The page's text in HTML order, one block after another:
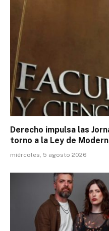
Derecho impulsa las
torno a la Ley de
miércoles, 5 agosto 2026